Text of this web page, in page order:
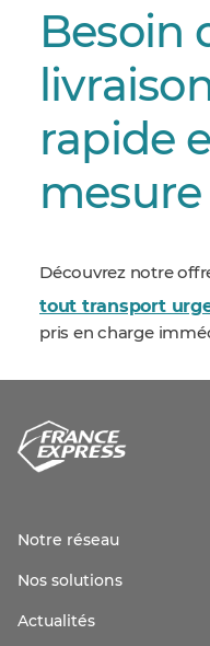
Besoin
rapide
mesure
Découvrez notre
tout transport
pris en charge
Notre réseau
Nos solutions
Actualités